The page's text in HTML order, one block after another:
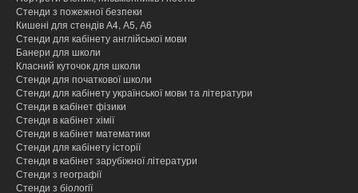
Стенди з пожежної безпеки
Кишені для стендів А4, А5, А6
Стенди для кабінету англійської мови
Банери для школи
Класний куточок для школи
Стенди для початкової школи
Стенди для кабінету української мови та літератури
Стенди в кабінет фізики
Стенди в кабінет хімії
Cтенди в кабінет математики
Стенди для кабінету історії
Стенди в кабінет зарубіжної літератури
Стенди з географії
Стенди з біології